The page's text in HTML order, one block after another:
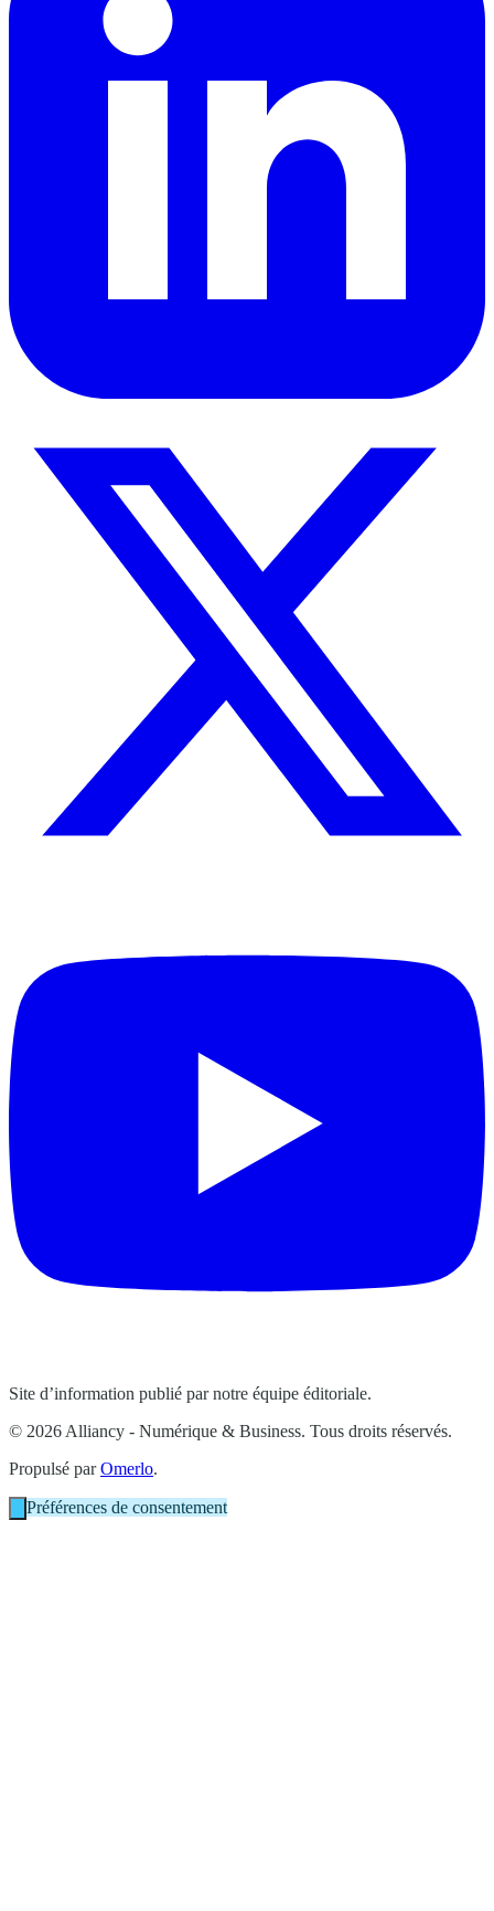
Site d’information publié par notre équipe éditoriale.
© 2026 Alliancy - Numérique & Business. Tous droits réservés.
Propulsé parOmerlo.
Préférences de consentement